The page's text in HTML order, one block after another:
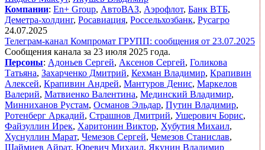
Компании: En+ Group, АвтоВАЗ, Аэрофлот, Банк ВТБ,
Деметра-холдинг, Росавиация, Россельхозбанк, Русагро
24.07.2025
Телеграм-канал Компромат ГРУПП: сообщения от 23.07.2025
Сообщения канала за 23 июля 2025 года.
Персоны: Адоньев Сергей, Аксенов Сергей, Голикова
Татьяна, Захарченко Дмитрий, Кехман Владимир, Крапивин
Алексей, Крапивин Андрей, Мантуров Денис, Маркелов
Валерий, Матвиенко Валентина, Мединский Владимир,
Минниханов Рустам, Османов Эльдар, Путин Владимир,
Ротенберг Аркадий, Страшнов Дмитрий, Ушерович Борис,
Файзуллин Ирек, Харитонин Виктор, Хубутия Михаил,
Хуснуллин Марат, Чемезов Сергей, Чемезов Станислав,
Шаймиев Айрат, Юревич Михаил, Якунин Владимир